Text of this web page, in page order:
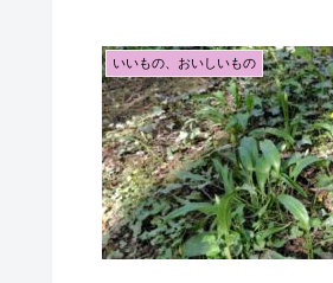
いいもの、おいしいもの